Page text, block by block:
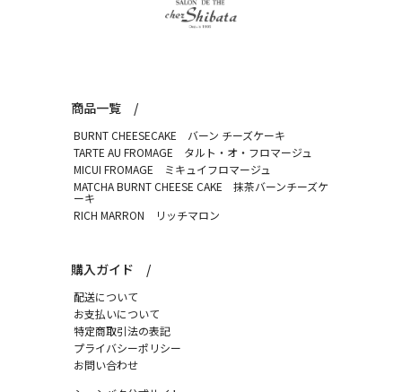
商品一覧
BURNT CHEESECAKE
バーン チーズケーキ
TARTE AU FROMAGE
タルト・オ・フロマージュ
MICUI FROMAGE
ミキュイフロマージュ
MATCHA BURNT CHEESE CAKE
抹茶バーンチーズケ
ーキ
RICH MARRON
リッチマロン
購入ガイド
配送について
お支払いについて
特定商取引法の表記
プライバシーポリシー
お問い合わせ